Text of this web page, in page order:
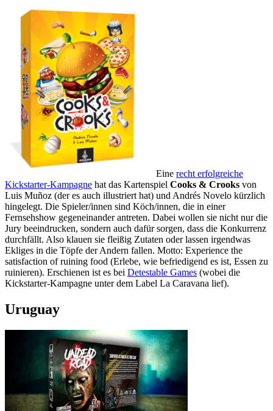
Eine recht erfolgreiche
Kickstarter-Kampagne hat das Kartenspiel Cooks & Crooks von
Luis Muñoz (der es auch illustriert hat) und Andrés Novelo kürzlich
hingelegt. Die Spieler/innen sind Köch/innen, die in einer
Fernsehshow gegeneinander antreten. Dabei wollen sie nicht nur die
Jury beeindrucken, sondern auch dafür sorgen, dass die Konkurrenz
durchfällt. Also klauen sie fleißig Zutaten oder lassen irgendwas
Ekliges in die Töpfe der Andern fallen. Motto: Experience the
satisfaction of ruining food (Erlebe, wie befriedigend es ist, Essen zu
ruinieren). Erschienen ist es bei Detestable Games (wobei die
Kickstarter-Kampagne unter dem Label La Caravana lief).
Uruguay